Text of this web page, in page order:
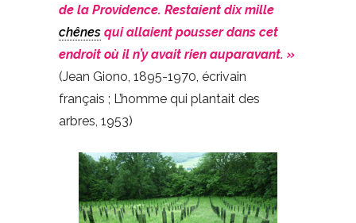
de la Providence. Restaient dix mille
chênes qui allaient pousser dans cet
endroit où il n’y avait rien auparavant. »
(Jean Giono, 1895-1970, écrivain
français ; L’homme qui plantait des
arbres, 1953)